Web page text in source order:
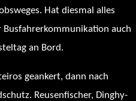
Hat diesmal alles
auch
an Bord.
geankert, dann nach
Reusenfischer, Dinghy-